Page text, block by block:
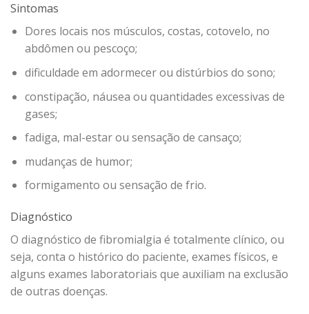
Sintomas
Dores locais nos músculos, costas, cotovelo, no
abdômen ou pescoço;
dificuldade em adormecer ou distúrbios do sono;
constipação, náusea ou quantidades excessivas de
gases;
fadiga, mal-estar ou sensação de cansaço;
mudanças de humor;
formigamento ou sensação de frio.
Diagnóstico
O diagnóstico de fibromialgia é totalmente clínico, ou
seja, conta o histórico do paciente, exames físicos, e
alguns exames laboratoriais que auxiliam na exclusão
de outras doenças.